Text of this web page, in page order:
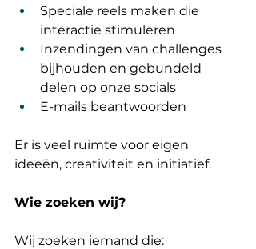
Speciale reels maken die
interactie stimuleren
Inzendingen van challenges
bijhouden en gebundeld
delen op onze socials
E-mails beantwoorden
Er is veel ruimte voor eigen
ideeën, creativiteit en initiatief.
Wie zoeken wij?
Wij zoeken iemand die: